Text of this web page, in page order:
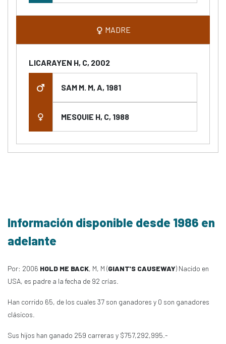
MADRE
LICARAYEN H, C, 2002
SAM M. M, A, 1981
MESQUIE H, C, 1988
Información disponible desde 1986 en
adelante
Por: 2006 HOLD ME BACK, M, M (GIANT'S CAUSEWAY) Nacido en
USA, es padre a la fecha de 92 crías.
Han corrido 65, de los cuales 37 son ganadores y 0 son ganadores
clásicos.
Sus hijos han ganado 259 carreras y $757,292,995.-